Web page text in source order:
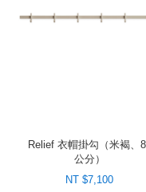
Relief 衣帽掛勾（米褐、
公分）
NT $7,100